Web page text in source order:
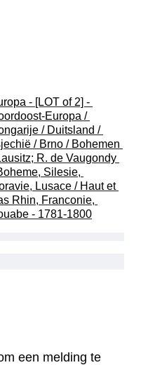
- [LOT of 2] -
Europa /
/ Duitsland /
/ Brno / Bohemen
R. de Vaugondy
Silesie,
Lusace / Haut et
Rhin, Franconie,
- 1781-1800
een melding te